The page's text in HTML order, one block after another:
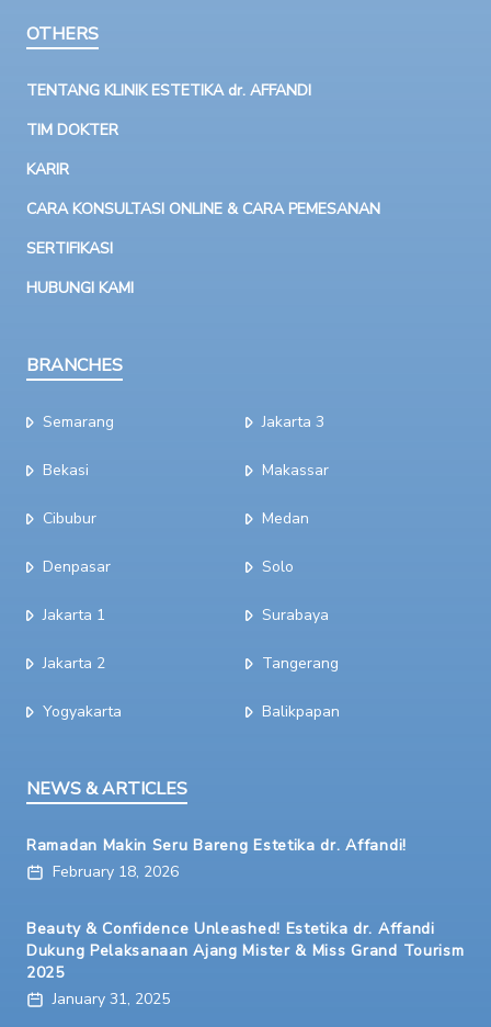
OTHERS
TENTANG KLINIK ESTETIKA dr. AFFANDI
TIM DOKTER
KARIR
CARA KONSULTASI ONLINE & CARA PEMESANAN
SERTIFIKASI
HUBUNGI KAMI
BRANCHES
Semarang
Bekasi
Cibubur
Denpasar
Jakarta 1
Jakarta 2
Yogyakarta
Jakarta 3
Makassar
Medan
Solo
Surabaya
Tangerang
Balikpapan
NEWS & ARTICLES
Ramadan Makin Seru Bareng Estetika dr. Affandi!
February 18, 2026
Beauty & Confidence Unleashed! Estetika dr. Affandi
Dukung Pelaksanaan Ajang Mister & Miss Grand Tourism
2025
January 31, 2025